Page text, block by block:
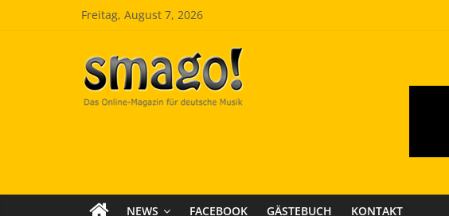
Freitag, August 7, 2026
Smago
SchlagerMAGazinOnline
NEWS FACEBOOK GÄSTEBUCH KONTAKT